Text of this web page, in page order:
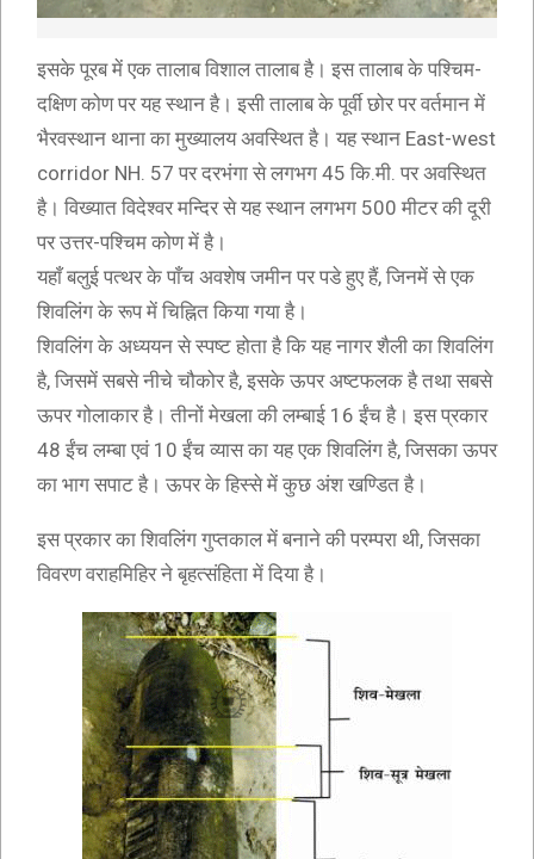
इसके पूरब में एक तालाब विशाल तालाब है। इस तालाब के पश्चिम-
दक्षिण कोण पर यह स्थान है। इसी तालाब के पूर्वी छोर पर वर्तमान में
भैरवस्थान थाना का मुख्यालय अवस्थित है। यह स्थान East-west
corridor NH. 57 पर दरभंगा से लगभग 45 कि.मी. पर अवस्थित
है। विख्यात विदेश्वर मन्दिर से यह स्थान लगभग 500 मीटर की दूरी
पर उत्तर-पश्चिम कोण में है।
यहाँ बलुई पत्थर के पाँच अवशेष जमीन पर पडे हुए हैं, जिनमें से एक
शिवलिंग के रूप में चिह्नित किया गया है।
शिवलिंग के अध्ययन से स्पष्ट होता है कि यह नागर शैली का शिवलिंग
है, जिसमें सबसे नीचे चौकोर है, इसके ऊपर अष्टफलक है तथा सबसे
ऊपर गोलाकार है। तीनों मेखला की लम्बाई 16 ईंच है। इस प्रकार
48 ईंच लम्बा एवं 10 ईंच व्यास का यह एक शिवलिंग है, जिसका ऊपर
का भाग सपाट है। ऊपर के हिस्से में कुछ अंश खण्डित है।
इस प्रकार का शिवलिंग गुप्तकाल में बनाने की परम्परा थी, जिसका
विवरण वराहमिहिर ने बृहत्संहिता में दिया है।